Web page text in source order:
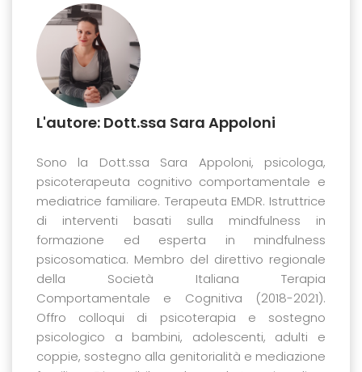
L'autore: Dott.ssa Sara Appoloni
Sono la Dott.ssa Sara Appoloni, psicologa,
psicoterapeuta cognitivo comportamentale e
mediatrice familiare. Terapeuta EMDR. Istruttrice
di interventi basati sulla mindfulness in
formazione ed esperta in mindfulness
psicosomatica. Membro del direttivo regionale
della Società Italiana Terapia
Comportamentale e Cognitiva (2018-2021).
Offro colloqui di psicoterapia e sostegno
psicologico a bambini, adolescenti, adulti e
coppie, sostegno alla genitorialità e mediazione